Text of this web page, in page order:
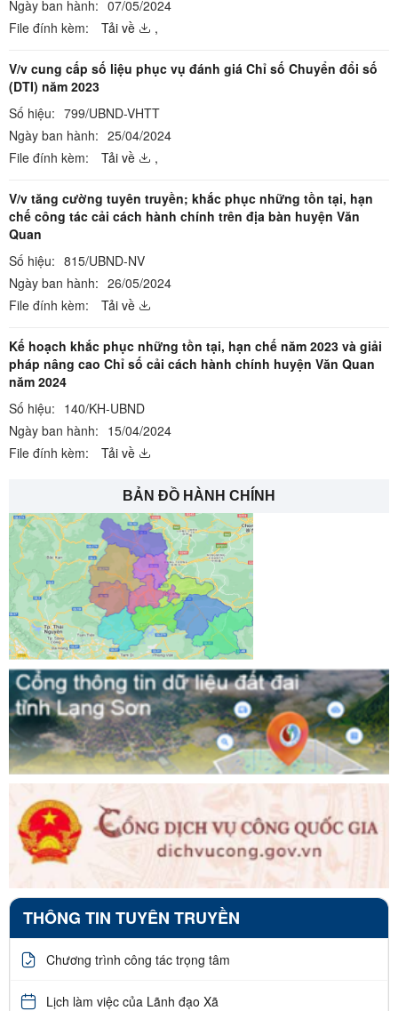
Ngày ban hành: 07/05/2024
File đính kèm:
Tải về ,
V/v cung cấp số liệu phục vụ đánh giá Chỉ số Chuyển đổi số
(DTI) năm 2023
Số hiệu: 799/UBND-VHTT
Ngày ban hành: 25/04/2024
File đính kèm:
Tải về ,
V/v tăng cường tuyên truyền; khắc phục những tồn tại, hạn
chế công tác cải cách hành chính trên địa bàn huyện Văn
Quan
Số hiệu: 815/UBND-NV
Ngày ban hành: 26/05/2024
File đính kèm:
Tải về
Kế hoạch khắc phục những tồn tại, hạn chế năm 2023 và giải
pháp nâng cao Chỉ số cải cách hành chính huyện Văn Quan
năm 2024
Số hiệu: 140/KH-UBND
Ngày ban hành: 15/04/2024
File đính kèm:
Tải về
BẢN ĐỒ HÀNH CHÍNH
THÔNG TIN TUYÊN TRUYỀN
Chương trình công tác trọng tâm
Lịch làm việc của Lãnh đạo Xã